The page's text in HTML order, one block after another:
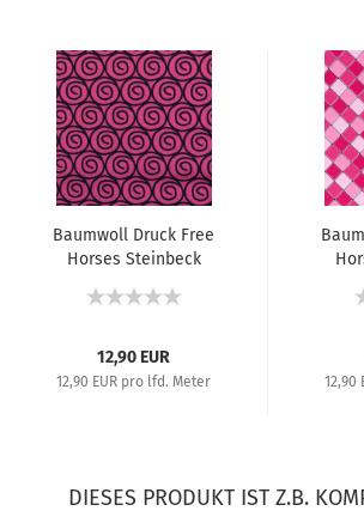
Baumwoll Druck Free
Horses Steinbeck
12,90 EUR
12,90 EUR pro lfd. Meter 12,90
DIESES PRODUKT IST Z.B.